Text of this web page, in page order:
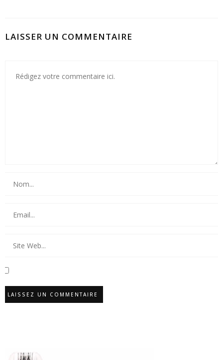
LAISSER UN COMMENTAIRE